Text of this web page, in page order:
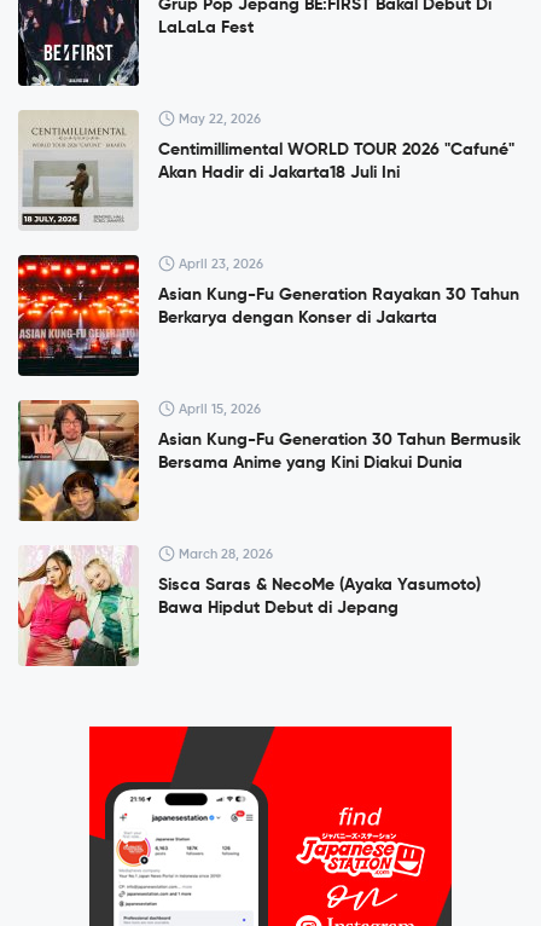
Grup Pop Jepang BE:FIRST Bakal Debut Di
LaLaLa Fest
May 22, 2026
Centimillimental WORLD TOUR 2026 "Cafuné"
Akan Hadir di Jakarta18 Juli Ini
April 23, 2026
Asian Kung-Fu Generation Rayakan 30 Tahun
Berkarya dengan Konser di Jakarta
April 15, 2026
Asian Kung-Fu Generation 30 Tahun Bermusik
Bersama Anime yang Kini Diakui Dunia
March 28, 2026
Sisca Saras & NecoMe (Ayaka Yasumoto)
Bawa Hipdut Debut di Jepang